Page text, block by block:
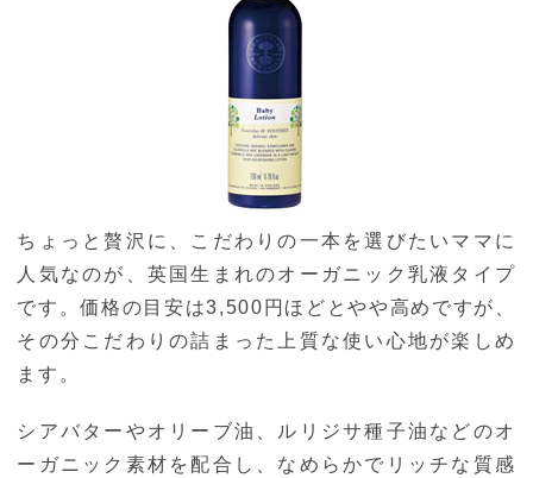
ちょっと贅沢に、こだわりの一本を選びたいママに
人気なのが、英国生まれのオーガニック乳液タイプ
です。価格の目安は3,500円ほどとやや高めですが、
その分こだわりの詰まった上質な使い心地が楽しめ
ます。
シアバターやオリーブ油、ルリジサ種子油などのオ
ーガニック素材を配合し、なめらかでリッチな質感